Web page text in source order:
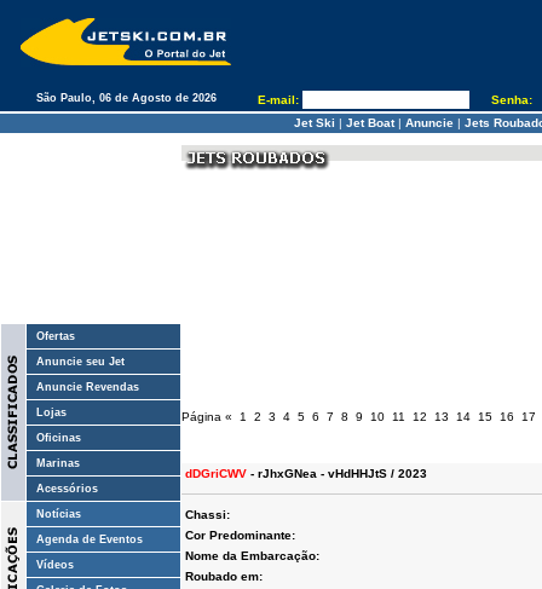
São Paulo, 06 de Agosto de 2026 E-mail:
Senha:
Jet Ski | Jet Boat| Anuncie| Jets
Ofertas
Anuncie seu Jet
Anuncie Revendas
Lojas
Oficinas
Marinas
Acessórios
Notícias
Agenda de Eventos
Vídeos
Página « 1 2 3 4 5 6 7 8 9 10 11 12 13 14 15 16 17
dDGriCWV - rJhxGNea - vHdHHJtS / 2023
Chassi:
Cor Predominante:
Nome da Embarcação:
Roubado em: